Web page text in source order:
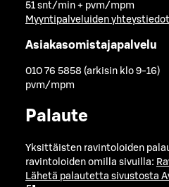
51 snt/min + pvm/mpm
Myyntipalveluiden
Asiakasomistajapalvelu
010 76 5858 (arkisin klo 9-16)
pvm/mpm
Palaute
Yksittäisten ravintoloiden
ravintoloiden omilla sivuilla:
Lähetä palautetta sivustosta